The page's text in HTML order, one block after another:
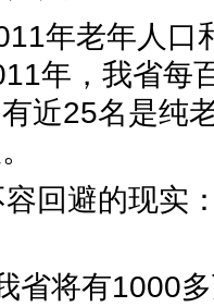
年老年人口
年，我省每
近25名是纯
人。
回避的现实
省将有1000